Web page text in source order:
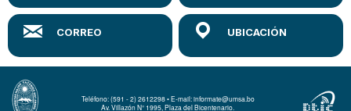
Teléfono: (591 - 2) 2612298 • E-mail: informate@umsa.bo
Av. Villazón N° 1995, Plaza del Bicentenario.